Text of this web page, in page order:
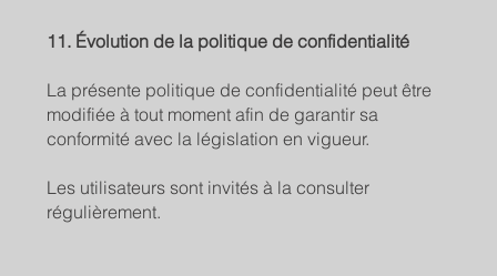
11. Évolution de la politique de confidentialité
La présente politique de confidentialité peut être
modifiée à tout moment afin de garantir sa
conformité avec la législation en vigueur.
Les utilisateurs sont invités à la consulter
régulièrement.